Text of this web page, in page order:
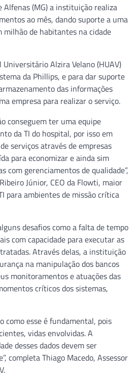
Alfenas (MG) a instituição realiza
ao mês, dando suporte a uma
milhão de habitantes na cidade
Alzira Velano (HUAV)
da Phillips, e para dar suporte
das informações
empresa para realizar o serviço.
conseguem ter uma equipe
da TI do hospital, por isso em
serviços através de empresas
para economizar e ainda sim
com gerenciamentos de qualidade”,
Júnior, CEO da Flowti, maior
para ambientes de missão crítica
desafios como a falta de tempo
com capacidade para executar as
Através delas, a instituição
na manipulação dos bancos
monitoramentos e atuações das
críticos dos sistemas,
como esse é fundamental, pois
vidas envolvidas. A
desses dados devem ser
completa Thiago Macedo, Assessor